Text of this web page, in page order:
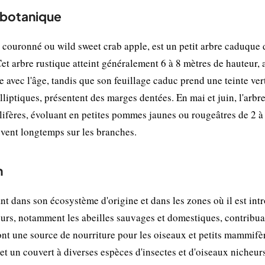
ou wild sweet crab apple, est un petit arbre caduque
arbre rustique atteint généralement 6 à 8 mètres de hauteur,
l'âge, tandis que son feuillage caduc prend une teinte
présentent des marges dentées. En mai et juin,
évoluant en petites pommes jaunes ou rougeâtres de 2
longtemps sur les branches.
dans son écosystème d'origine et dans les zones où il est
notamment les abeilles sauvages et domestiques,
une source de nourriture pour les oiseaux et petits
un couvert à diverses espèces d'insectes et d'oiseaux